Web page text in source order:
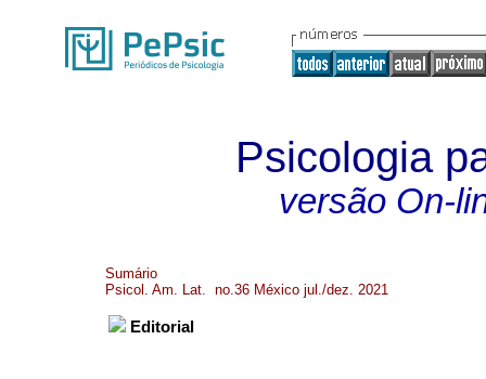
Psicologia
versão On-
Sumário
Psicol. Am. Lat. no.36 México jul./dez. 2021
Editorial